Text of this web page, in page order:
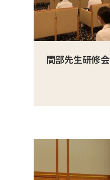
間部先生研修会